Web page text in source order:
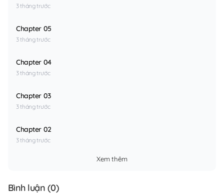
3 tháng trước
Chapter 05
3 tháng trước
Chapter 04
3 tháng trước
Chapter 03
3 tháng trước
Chapter 02
3 tháng trước
Xem thêm
Bình luận (0)